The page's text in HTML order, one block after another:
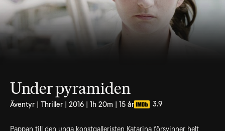
Under pyramiden
Äventyr | Thriller | 2016 | 1h 20m | 15 år 3.9
Pappan till den unga konstgalleristen Katarina försvinner helt